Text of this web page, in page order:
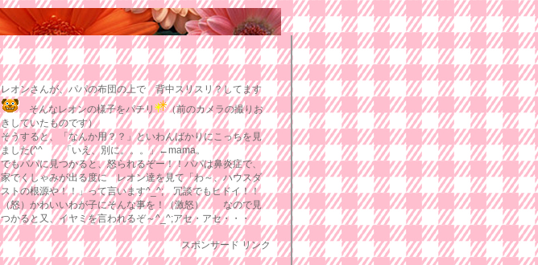
レオンさんが、パパの布団の上で 背中スリスリ？してます
そんなレオンの様子をパチリ
（前のカメラの撮りお
きしていたものです）
そうすると、「なんか用？？」といわんばかりにこっちを見
ました(^^ゞ 「いえ、別に。。。」←mama。
でもパパに見つかると、怒られるぞー！！パパは鼻炎症で、
家でくしゃみが出る度に レオン達を見て「わ～、ハウスダ
ストの根源や！！」って言います^_^; 冗談でもヒドイ！！
（怒）かわいいわが子にそんな事を！（激怒） なので見
つかると又、イヤミを言われるぞ～^_^;アセ・アセ・・・
スポンサード リンク